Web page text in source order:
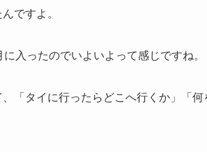
ですよ。
入ったのでいよいよって感じですね。
「タイに行ったらどこへ行くか」「